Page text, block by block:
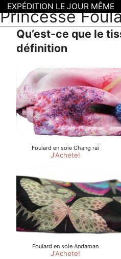
Princesse
Qu’est-ce que le
définition
EXPÉDITION LE JOUR MÊME